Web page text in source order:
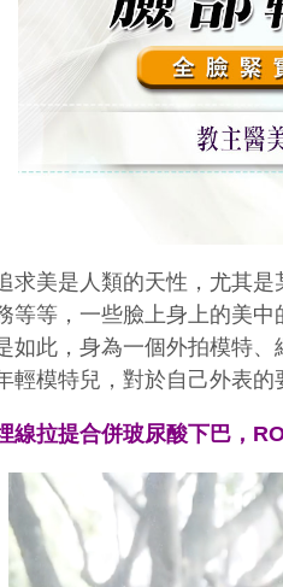
求美是人類的天性，尤其
等等，一些臉上身上的美中
如此，身為一個外拍模特
輕模特兒，對於自己外表的
線拉提合併玻尿酸下巴，